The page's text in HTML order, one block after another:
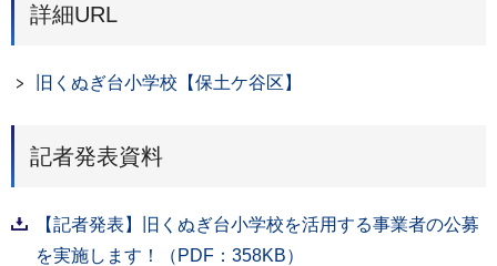
詳細URL
旧くぬぎ台小学校【保土ケ谷区】
記者発表資料
【記者発表】旧くぬぎ台小学校を活用する事業者の公募
を実施します！（PDF：358KB）